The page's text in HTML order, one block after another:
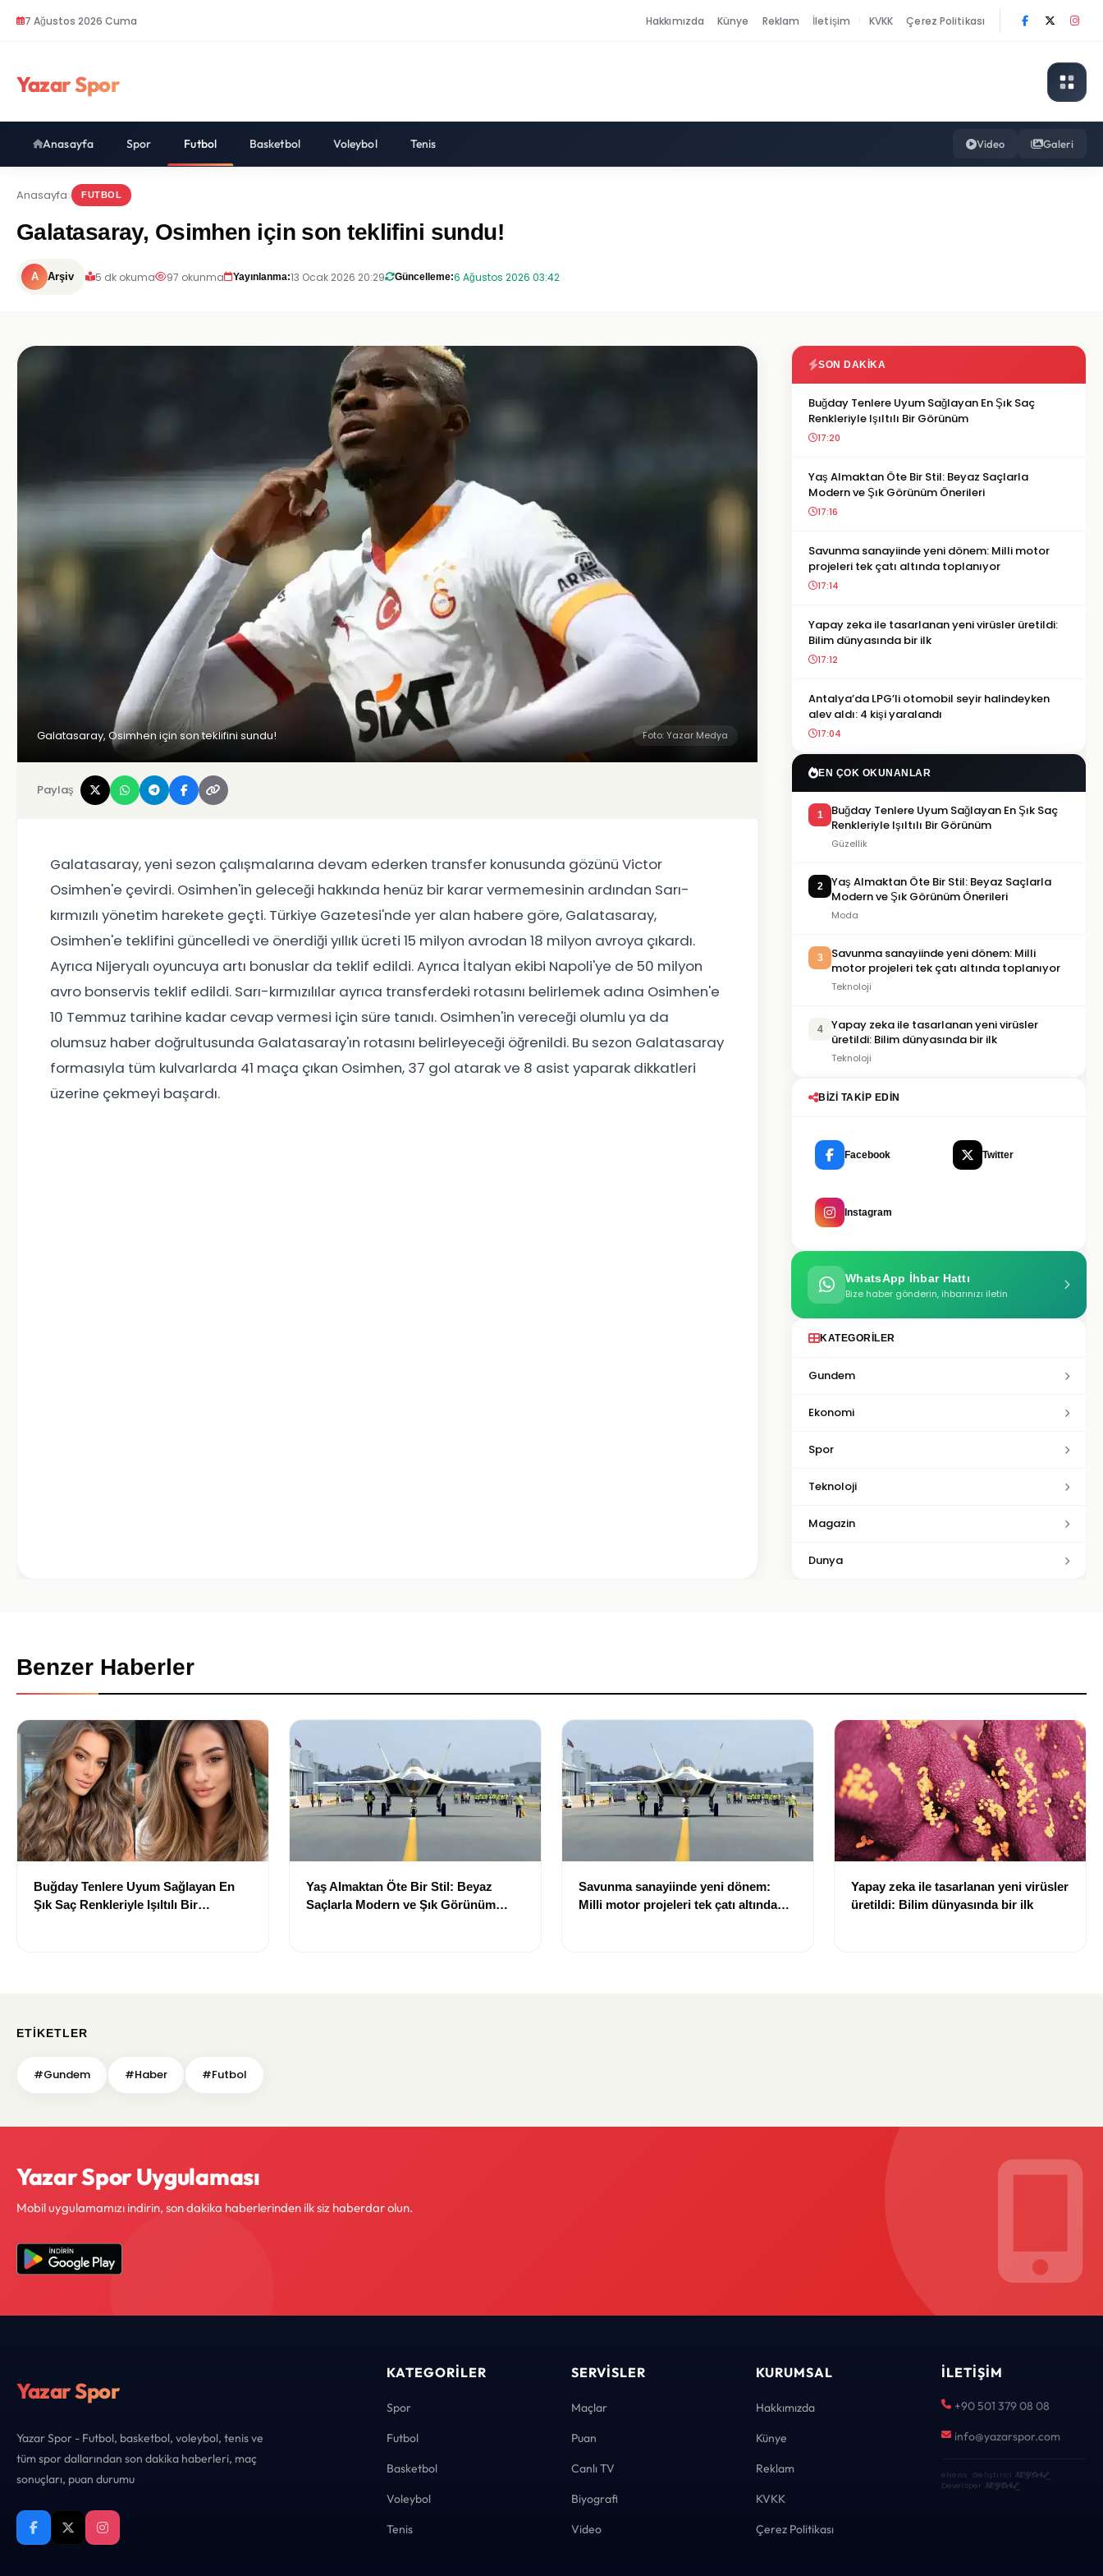
7 Ağustos 2026 Cuma Hakkımızda Künye Reklam İletişim KVKK Çerez Politikası
Yazar Spor
Anasayfa Spor Futbol Basketbol Voleybol Tenis Video Galeri
Anasayfa FUTBOL
Galatasaray, Osimhen için son teklifini sundu!
A Arşiv 5 dk okuma 97 okunma Yayınlanma:13 Ocak 2026 20:29 Güncelleme:6 Ağustos 2026 03:42
Galatasaray, Osimhen için son teklifini sundu! Foto: Yazar Medya
Paylaş
Galatasaray, yeni sezon çalışmalarına devam ederken transfer konusunda gözünü Victor
Osimhen'e çevirdi. Osimhen'in geleceği hakkında henüz bir karar vermemesinin ardından Sarı-
kırmızılı yönetim harekete geçti. Türkiye Gazetesi'nde yer alan habere göre, Galatasaray,
Osimhen'e teklifini güncelledi ve önerdiği yıllık ücreti 15 milyon avrodan 18 milyon avroya çıkardı.
Ayrıca Nijeryalı oyuncuya artı bonuslar da teklif edildi. Ayrıca İtalyan ekibi Napoli'ye de 50 milyon
avro bonservis teklif edildi. Sarı-kırmızılılar ayrıca transferdeki rotasını belirlemek adına Osimhen'e
10 Temmuz tarihine kadar cevap vermesi için süre tanıdı. Osimhen'in vereceği olumlu ya da
olumsuz haber doğrultusunda Galatasaray'ın rotasını belirleyeceği öğrenildi. Bu sezon Galatasaray
formasıyla tüm kulvarlarda 41 maça çıkan Osimhen, 37 gol atarak ve 8 asist yaparak dikkatleri
üzerine çekmeyi başardı.
SON DAKIKA
Buğday Tenlere Uyum Sağlayan En Şık Saç
Renkleriyle Işıltılı Bir Görünüm
17:20
Yaş Almaktan Öte Bir Stil: Beyaz Saçlarla
Modern ve Şık Görünüm Önerileri
17:16
Savunma sanayiinde yeni dönem: Milli motor
projeleri tek çatı altında toplanıyor
17:14
Yapay zeka ile tasarlanan yeni virüsler üretildi:
Bilim dünyasında bir ilk
17:12
Antalya’da LPG’li otomobil seyir halindeyken
alev aldı: 4 kişi yaralandı
17:04
EN ÇOK OKUNANLAR
1
Buğday Tenlere Uyum Sağlayan En Şık Saç
Renkleriyle Işıltılı Bir Görünüm
Güzellik
2
Yaş Almaktan Öte Bir Stil: Beyaz Saçlarla
Modern ve Şık Görünüm Önerileri
Moda
3
Savunma sanayiinde yeni dönem: Milli
motor projeleri tek çatı altında toplanıyor
Teknoloji
4
Yapay zeka ile tasarlanan yeni virüsler
üretildi: Bilim dünyasında bir ilk
Teknoloji
BIZI TAKIP EDIN
Facebook Twitter
Instagram
WhatsApp İhbar Hattı
Bize haber gönderin, ihbarınızı iletin
KATEGORILER
Gundem
Ekonomi
Spor
Teknoloji
Magazin
Dunya
Benzer Haberler
Buğday Tenlere Uyum Sağlayan En
Şık Saç Renkleriyle Işıltılı Bir
Yaş Almaktan Öte Bir Stil: Beyaz
Saçlarla Modern ve Şık Görünüm
Savunma sanayiinde yeni dönem:
Milli motor projeleri tek çatı altında
Yapay zeka ile tasarlanan yeni virüsler
üretildi: Bilim dünyasında bir ilk
ETIKETLER
#Gundem #Haber #Futbol
Yazar Spor Uygulaması
Mobil uygulamamızı indirin, son dakika haberlerinden ilk siz haberdar olun.
Yazar Spor
Yazar Spor - Futbol, basketbol, voleybol, tenis ve
tüm spor dallarından son dakika haberleri, maç
sonuçları, puan durumu
KATEGORILER
Spor
Futbol
Basketbol
Voleybol
Tenis
SERVISLER
Maçlar
Puan
Canlı TV
Biyografi
Video
KURUMSAL
Hakkımızda
Künye
Reklam
KVKK
Çerez Politikası
İLETIŞIM
+90 501 379 08 08
info@yazarspor.com
eNews · Geliştirici KEYDAL·
Developer KEYDAL